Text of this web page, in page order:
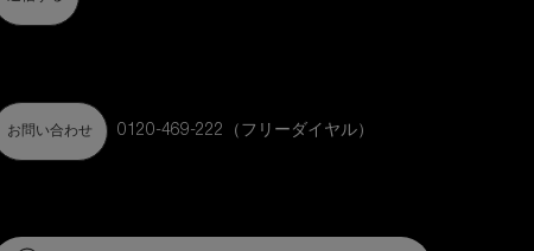
お問い合わせ 0120-469-222​（フリーダイヤル）